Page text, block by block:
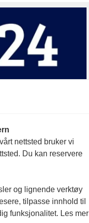
nettsted bruker vi
Du kan reservere
og lignende verktøy
tilpasse innhold til
funksjonalitet. Les mer